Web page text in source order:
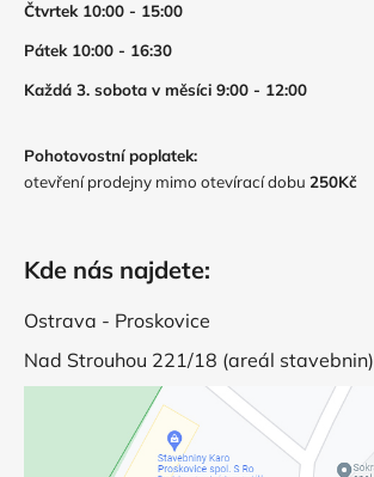
Čtvrtek 10:00 - 15:00
Pátek 10:00 - 16:30
Každá 3. sobota v měsíci 9:00 - 12:00
Pohotovostní poplatek:
otevření prodejny mimo otevírací dobu 250Kč
Kde nás najdete:
Ostrava - Proskovice
Nad Strouhou 221/18 (areál stavebnin)